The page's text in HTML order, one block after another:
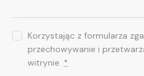
Korzystając z formularza
przechowywanie i
witrynie. *